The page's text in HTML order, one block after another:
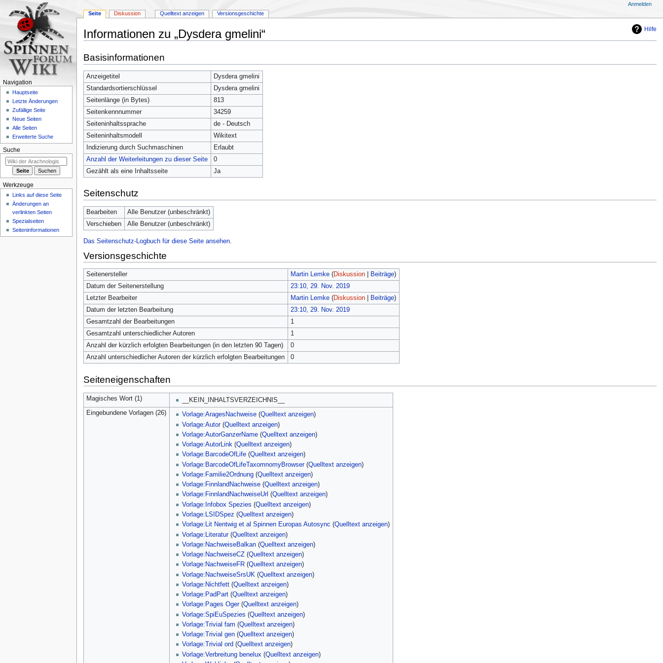
Hilfe
Informationen zu „Dysdera gmelini“
Navigation
springen
Suche
springen
Basisinformationen
Anzeigetitel
Dysdera gmelini
Standardsortierschlüssel
Dysdera gmelini
Seitenlänge (in Bytes)
813
Seitenkennnummer
34259
Seiteninhaltssprache
de - Deutsch
Seiteninhaltsmodell
Wikitext
Indizierung durch Suchmaschinen
Erlaubt
Anzahl der Weiterleitungen zu dieser Seite
0
Gezählt als eine Inhaltsseite
Ja
Seitenschutz
Bearbeiten
Alle Benutzer (unbeschränkt)
Verschieben
Alle Benutzer (unbeschränkt)
Das Seitenschutz-Logbuch für diese Seite ansehen.
Versionsgeschichte
Seitenersteller Martin Lemke (Diskussion| Beiträge)
Datum der Seitenerstellung
23:10, 29. Nov. 2019
Letzter Bearbeiter
Martin Lemke (Diskussion| Beiträge)
Datum der letzten Bearbeitung
23:10, 29. Nov. 2019
Gesamtzahl der Bearbeitungen
1
Gesamtzahl unterschiedlicher Autoren
1
Anzahl der kürzlich erfolgten Bearbeitungen (in den letzten 90 Tagen)
0
Anzahl unterschiedlicher Autoren der kürzlich erfolgten Bearbeitungen
0
Seiteneigenschaften
Magisches Wort (1)
__KEIN_INHALTSVERZEICHNIS__
Eingebundene Vorlagen (26)
Vorlage:AragesNachweise (Quelltext anzeigen)
Vorlage:Autor(Quelltext anzeigen)
Vorlage:AutorGanzerName (Quelltext anzeigen)
Vorlage:AutorLink (Quelltext anzeigen)
Vorlage:BarcodeOfLife (Quelltext anzeigen)
Vorlage:BarcodeOfLifeTaxomnomyBrowser(Quelltext anzeigen)
Vorlage:Familie2Ordnung (Quelltext anzeigen)
Vorlage:FinnlandNachweise (Quelltext anzeigen)
Vorlage:FinnlandNachweiseUrl (Quelltext anzeigen)
Vorlage:Infobox Spezies (Quelltext anzeigen)
Vorlage:LSIDSpez (Quelltext anzeigen)
Vorlage:Lit Nentwig et al Spinnen Europas Autosync (Quelltext anzeigen)
Vorlage:Literatur(Quelltext anzeigen)
Vorlage:NachweiseBalkan (Quelltext anzeigen)
Vorlage:NachweiseCZ (Quelltext anzeigen)
Vorlage:NachweiseFR (Quelltext anzeigen)
Vorlage:NachweiseSrsUK (Quelltext anzeigen)
Vorlage:Nichtfett (Quelltext anzeigen)
Vorlage:PadPart (Quelltext anzeigen)
Vorlage:Pages Oger(Quelltext anzeigen)
Vorlage:SpiEuSpezies (Quelltext anzeigen)
Vorlage:Trivial fam (Quelltext anzeigen)
Vorlage:Trivial gen (Quelltext anzeigen)
Vorlage:Trivial ord (Quelltext anzeigen)
Vorlage:Verbreitung benelux (Quelltext anzeigen)
Seite Diskussion Quelltext anzeigen Versionsgeschichte
Anmelden
Navigation
Hauptseite
Letzte Änderungen
Zufällige Seite
Neue Seiten
Alle Seiten
Erweiterte Suche
Suche
Werkzeuge
Links auf diese Seite
Änderungen an
verlinkten Seiten
Spezialseiten
Seiten­­informationen